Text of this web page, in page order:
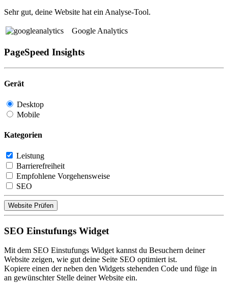
Sehr gut, deine Website hat ein Analyse-Tool.
Google Analytics
PageSpeed Insights
Gerät
Desktop
Mobile
Kategorien
Leistung
Barrierefreiheit
Empfohlene Vorgehensweise
SEO
Website Prüfen
SEO Einstufungs Widget
Mit dem SEO Einstufungs Widget kannst du Besuchern deiner
Website zeigen, wie gut deine Seite SEO optimiert ist.
Kopiere einen der neben den Widgets stehenden Code und füge in
an gewünschter Stelle deiner Website ein.